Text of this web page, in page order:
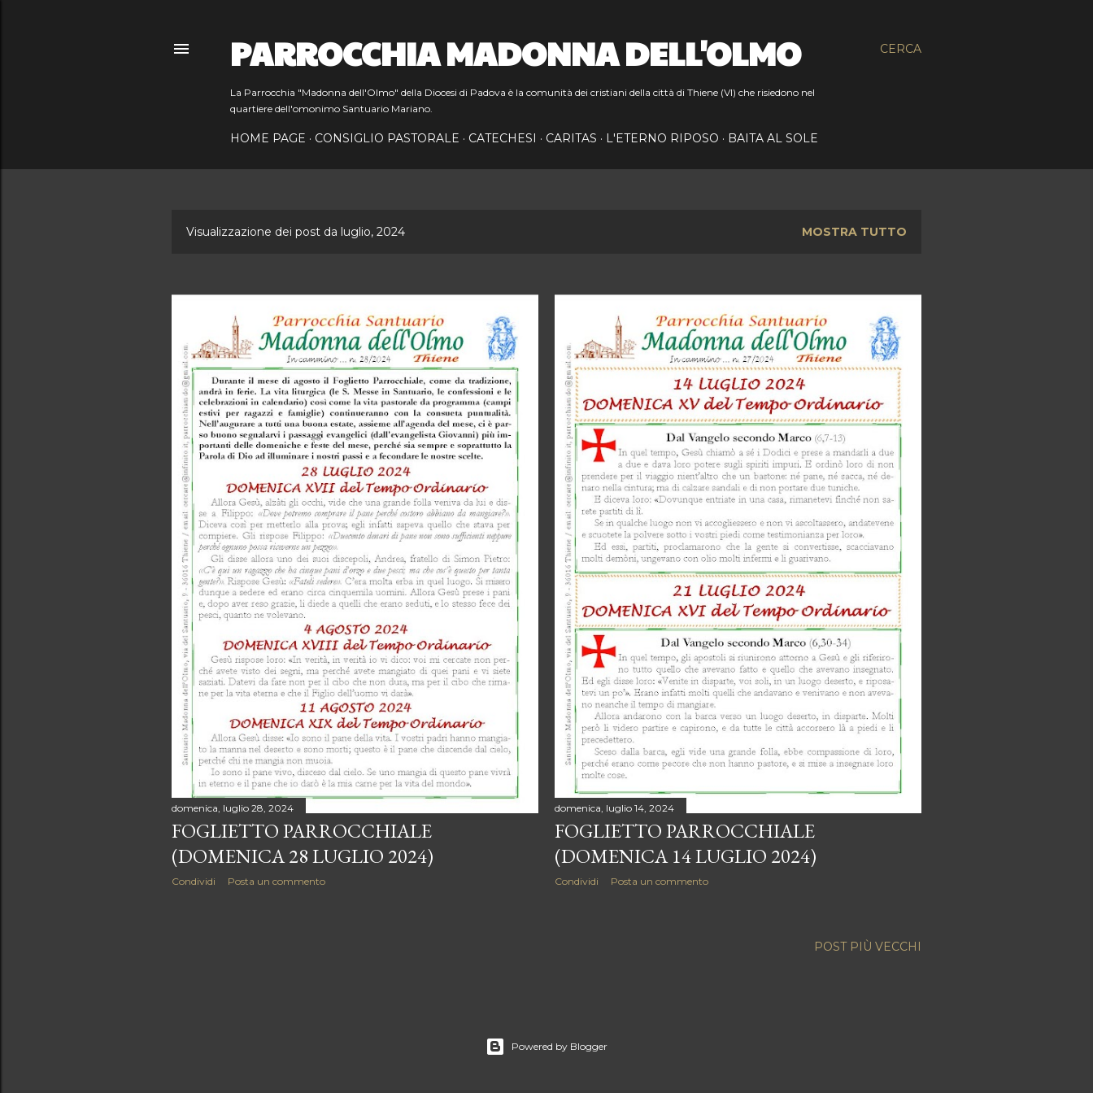
CERCA
PARROCCHIA MADONNA DELL'OLMO
La Parrocchia "Madonna dell'Olmo" della Diocesi di Padova è la comunità dei cristiani della città di Thiene (VI) che risiedono nel
quartiere dell'omonimo Santuario Mariano.
HOME PAGE CONSIGLIO PASTORALE CATECHESI CARITAS L'ETERNO RIPOSO BAITA AL SOLE
Visualizzazione dei post da luglio, 2024 MOSTRA TUTTO
domenica, luglio 28, 2024
FOGLIETTO PARROCCHIALE
(DOMENICA 28 LUGLIO 2024)
Condividi Posta un commento
domenica, luglio 14, 2024
FOGLIETTO PARROCCHIALE
(DOMENICA 14 LUGLIO 2024)
Condividi Posta un commento
POST PIÙ VECCHI
Powered by Blogger